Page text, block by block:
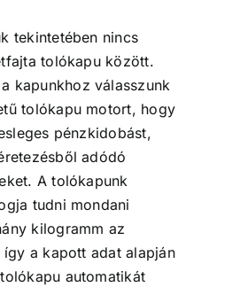
tekintetében nincs
tolókapu között.
kapunkhoz válasszunk
tolókapu motort, hogy
pénzkidobást,
adódó
A tolókapunk
tudni mondani
kilogramm az
a kapott adat alapján
automatikát